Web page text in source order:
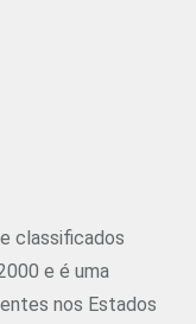
classificados
e é uma
nos Estados